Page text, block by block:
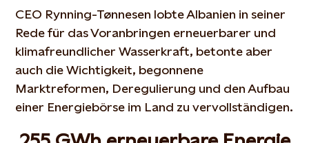
CEO Rynning-Tønnesen lobte Albanien in seiner
Rede für das Voranbringen erneuerbarer und
klimafreundlicher Wasserkraft, betonte aber
auch die Wichtigkeit, begonnene
Marktreformen, Deregulierung und den Aufbau
einer Energiebörse im Land zu vervollständigen.